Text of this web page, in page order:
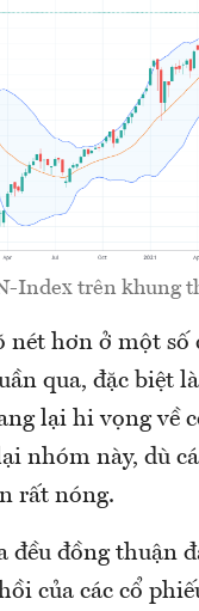
Index trên khung
nét hơn ở một số
qua, đặc biệt
lại hi vọng về
nhóm này, dù
rất nóng.
đều đồng thuận
của các cổ